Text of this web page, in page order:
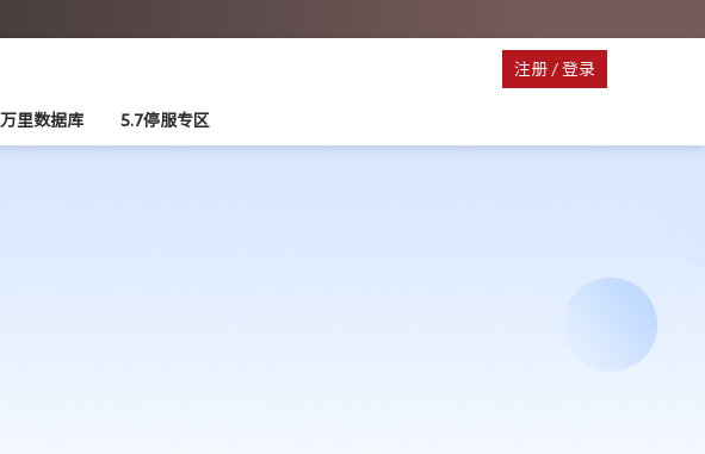
注册 / 登录
万里数据库 5.7停服专区